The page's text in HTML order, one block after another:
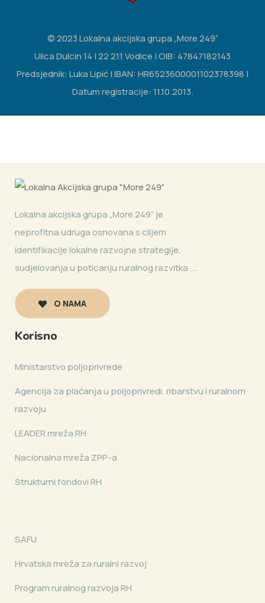
© 2023 Lokalna akcijska grupa „More 249“
Ulica Dulcin 14 | 22 211 Vodice | OIB: 47847182143
Predsjednik: Luka Lipić | IBAN: HR6523600001102378398 |
Datum registracije: 11.10.2013.
Lokalna akcijska grupa „More 249” je
neprofitna udruga osnovana s ciljem
identifikacije lokalne razvojne strategije,
sudjelovanja u poticanju ruralnog razvitka ...
O NAMA
Korisno
Ministarstvo poljoprivrede
Agencija za plaćanja u poljoprivredi, ribarstvu i ruralnom
razvoju
LEADER mreža RH
Nacionalna mreža ZPP-a
Strukturni fondovi RH
SAFU
Hrvatska mreža za ruralni razvoj
Program ruralnog razvoja RH